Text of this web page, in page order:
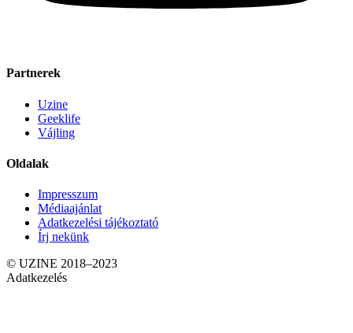
Partnerek
Uzine
Geeklife
Vájling
Oldalak
Impresszum
Médiaajánlat
Adatkezelési tájékoztató
Írj nekünk
© UZINE 2018–2023
Adatkezelés